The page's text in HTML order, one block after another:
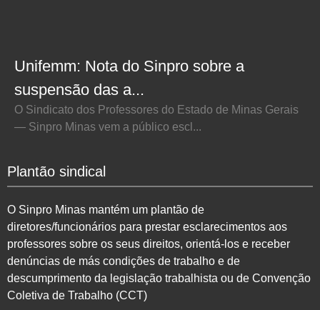
Unifemm: Nota do Sinpro sobre a
suspensão das a...
O Sindicato dos Professores do Estado de Minas Gerais
— Sinpro Minas vem a público escl...
Plantão sindical
O Sinpro Minas mantém um plantão de
diretores/funcionários para prestar esclarecimentos aos
professores sobre os seus direitos, orientá-los e receber
denúncias de más condições de trabalho e de
descumprimento da legislação trabalhista ou de Convenção
Coletiva de Trabalho (CCT)